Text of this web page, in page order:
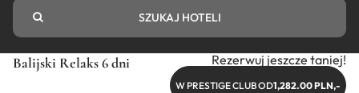
SZUKAJ HOTELI
Balijski Relaks 6 dni Rezerwuj jeszcze taniej!
W PRESTIGE CLUB OD1,282.00 PLN,-